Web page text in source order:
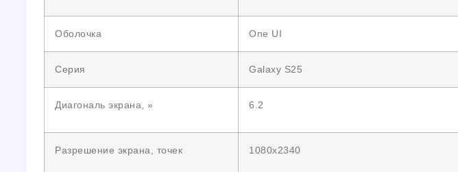
Оболочка One UI
Серия Galaxy S25
Диагональ экрана, » 6.2
Разрешение экрана, точек 1080х2340